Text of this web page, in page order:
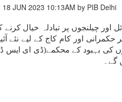
18 JUN 2023 10:13AM by PIB Delhi
اور کام کاج کے لیے نئے
کی بہبود کے محکمے(ڈی ای ایس
گے۔